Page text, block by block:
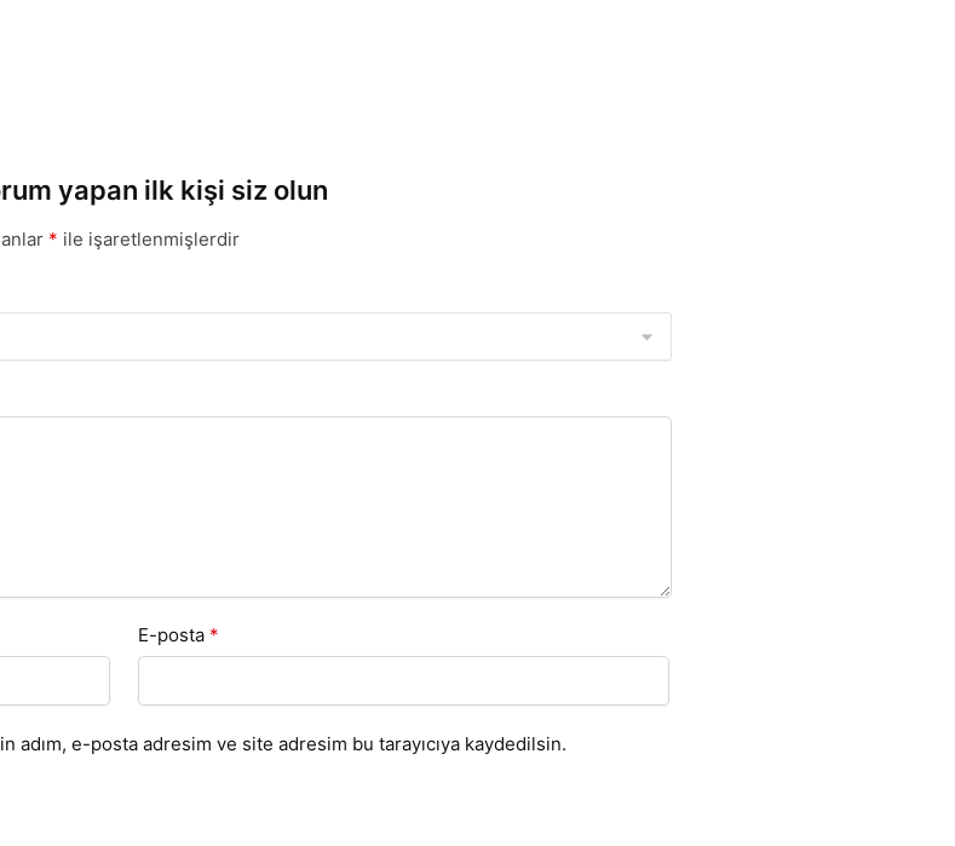
yapan ilk kişi siz olun
* ile işaretlenmişlerdir
E-posta *
adım, e-posta adresim ve site adresim bu tarayıcıya kaydedilsin.